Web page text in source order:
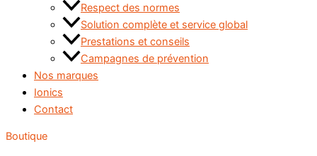
Respect des normes
Solution complète et service global
Prestations et conseils
Campagnes de prévention
Nos marques
Ionics
Contact
Boutique